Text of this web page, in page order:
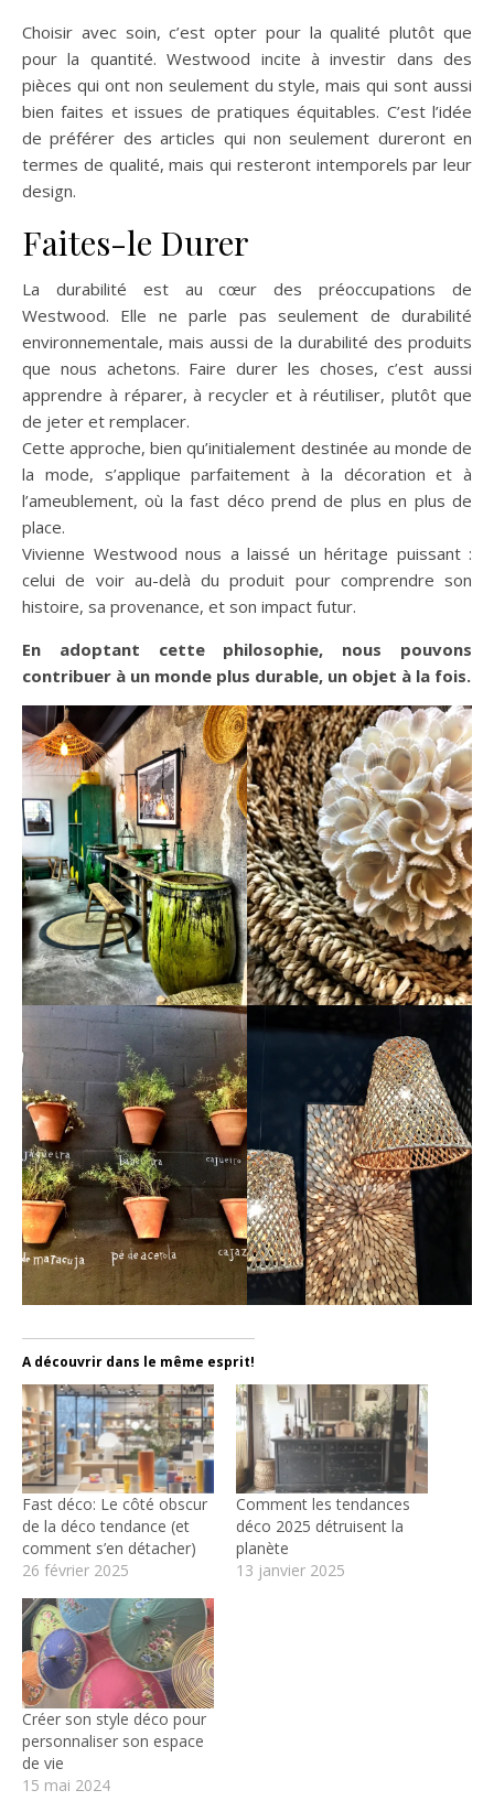
Choisir avec soin, c’est opter pour la qualité plutôt que
pour la quantité. Westwood incite à investir dans des
pièces qui ont non seulement du style, mais qui sont aussi
bien faites et issues de pratiques équitables. C’est l’idée
de préférer des articles qui non seulement dureront en
termes de qualité, mais qui resteront intemporels par leur
design.
Faites-le Durer
La durabilité est au cœur des préoccupations de
Westwood. Elle ne parle pas seulement de durabilité
environnementale, mais aussi de la durabilité des produits
que nous achetons. Faire durer les choses, c’est aussi
apprendre à réparer, à recycler et à réutiliser, plutôt que
de jeter et remplacer.
Cette approche, bien qu’initialement destinée au monde de
la mode, s’applique parfaitement à la décoration et à
l’ameublement, où la fast déco prend de plus en plus de
place.
Vivienne Westwood nous a laissé un héritage puissant :
celui de voir au-delà du produit pour comprendre son
histoire, sa provenance, et son impact futur.
En adoptant cette philosophie, nous pouvons
contribuer à un monde plus durable, un objet à la fois.
A découvrir dans le même esprit!
Fast déco: Le côté obscur
de la déco tendance (et
comment s’en détacher)
26 février 2025
Comment les tendances
déco 2025 détruisent la
planète
13 janvier 2025
Créer son style déco pour
personnaliser son espace
de vie
15 mai 2024